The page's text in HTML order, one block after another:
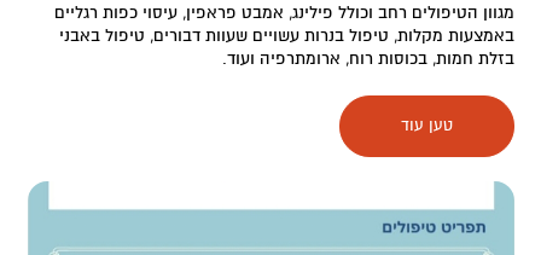
מגוון הטיפולים רחב וכולל פילינג, אמבט פראפין, עיסוי כפות רגליים
באמצעות מקלות, טיפול בנרות עשויים שעוות דבורים, טיפול באבני
בזלת חמות, בכוסות רוח, ארומתרפיה ועוד.
חוויה בלתי נשכחת ממטפלת עתירת ניסיון וידע ובאחד המקומות
הקסומים והיפים בעולם – עין גדי.
מרפא את עצמו בשחרור הוליסטי.
טען עוד